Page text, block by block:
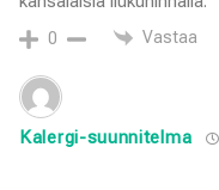
0 Vastaa
Kalergi-suunnitelma